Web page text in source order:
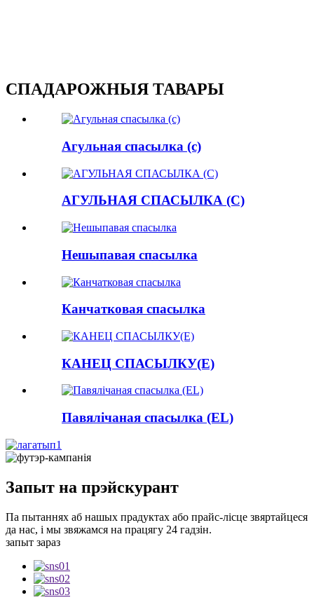
СПАДАРОЖНЫЯ ТАВАРЫ
Агульная спасылка (c)
АГУЛЬНАЯ СПАСЫЛКА (C)
Нешыпавая спасылка
Канчатковая спасылка
КАНЕЦ СПАСЫЛКУ(E)
Павялічаная спасылка (EL)
Запыт на прэйскурант
Па пытаннях аб нашых прадуктах або прайс-лісце звяртайцеся
да нас, і мы звяжамся на працягу 24 гадзін.
запыт зараз